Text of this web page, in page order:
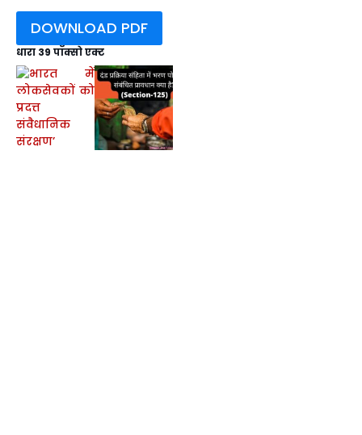
DOWNLOAD PDF
धारा 39 पॉक्सो एक्ट